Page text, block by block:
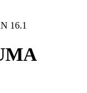
16.1